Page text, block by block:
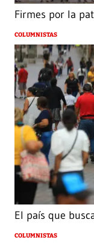
Firmes por la
COLUMNISTAS
El país que
COLUMNISTAS